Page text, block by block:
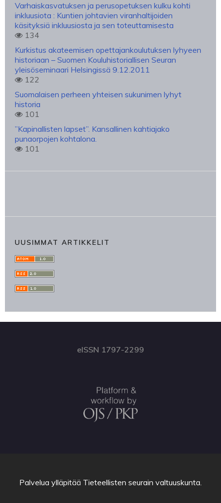
Varhaiskasvatuksen ja perusopetuksen kulku kohti
inkluusiota : Kuntien johtavien viranhaltijoiden
käsityksiä inkluusiosta ja sen toteuttamisesta
134
Kurkistus akateemisen opettajankoulutuksen lyhyeen
historiaan – Suomen Kouluhistoriallisen Seuran
yleisöseminaari Helsingissä 9.12.2011
122
Suomalaisen perheen yhteisen sukunimen lyhyt
historia
101
”Kapinallisten lapset”. Kansallinen kahtiajako
punaorpojen kohtalona.
101
UUSIMMAT ARTIKKELIT
eISSN 1797-2299
Palvelua ylläpitää Tieteellisten seurain valtuuskunta.